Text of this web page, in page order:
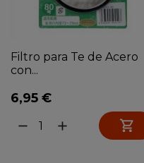
Filtro para Te de Acero
con...
6,95 €
remove add 